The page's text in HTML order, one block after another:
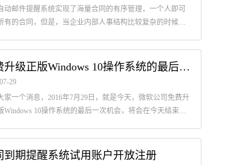
开发深圳微信小程序需要什么费用
06
动邮件提醒系统实现了海量合同的有序管理，一个人即可
有的合同，但是，当企业内部人事结构比较复杂的时候，
理员和普通账户如何查...
免费升级正版Windows 10操作系统的最后一次机会
29
家一个消息，2016年7月29日，就是今天，微软公司免费升
Windows 10操作系统的最后一次机会，将会在今天结束。
到期提醒系统试用账户开放注册